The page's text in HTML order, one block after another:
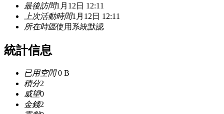
最後訪問1月12日 12:11
上次活動時間1月12日 12:11
所在時區使用系統默認
統計信息
已用空間0 B
積分2
威望0
金錢2